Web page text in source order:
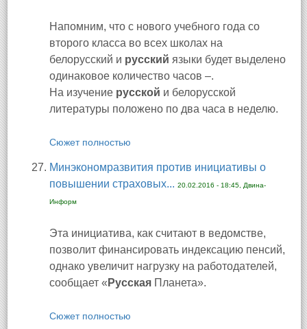
Напомним, что с нового учебного года со
второго класса во всех школах на
белорусский и русский языки будет выделено
одинаковое количество часов –.
На изучение русской и белорусской
литературы положено по два часа в неделю.
Сюжет полностью
Минэкономразвития против инициативы о
повышении страховых... 20.02.2016 - 18:45, Двина-
Информ
Эта инициатива, как считают в ведомстве,
позволит финансировать индексацию пенсий,
однако увеличит нагрузку на работодателей,
сообщает « Русская Планета».
Сюжет полностью